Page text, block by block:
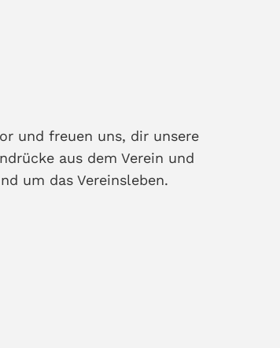
und freuen uns, dir unsere
aus dem Verein und
um das Vereinsleben.